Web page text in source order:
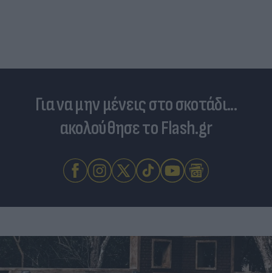
Για να μην μένεις στο σκοτάδι...
ακολούθησε το Flash.gr